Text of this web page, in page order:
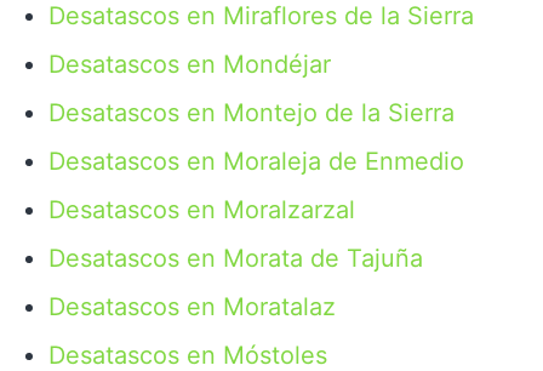
Desatascos en Miraflores de la Sierra
Desatascos en Mondéjar
Desatascos en Montejo de la Sierra
Desatascos en Moraleja de Enmedio
Desatascos en Moralzarzal
Desatascos en Morata de Tajuña
Desatascos en Moratalaz
Desatascos en Móstoles